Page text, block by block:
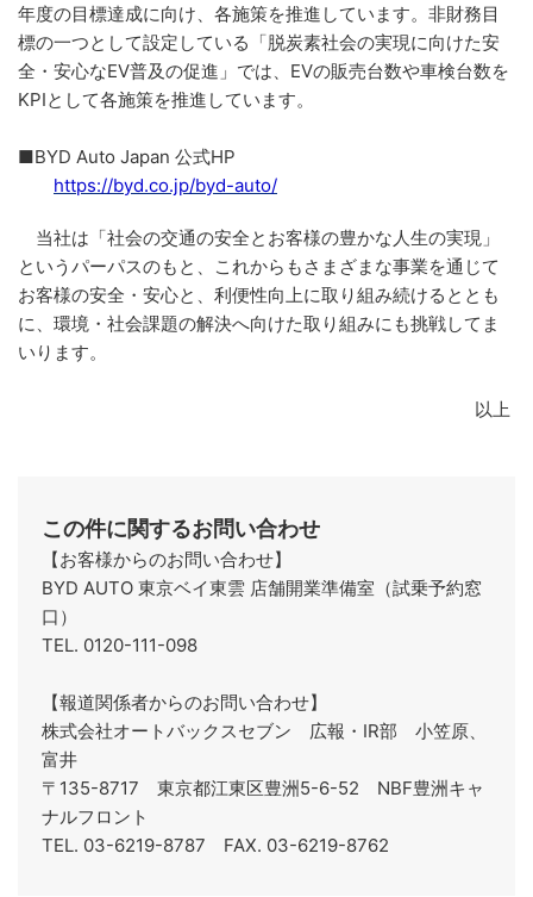
年度の目標達成に向け、各施策を推進しています。非財務目
標の一つとして設定している「脱炭素社会の実現に向けた安
全・安心なEV普及の促進」では、EVの販売台数や車検台数を
KPIとして各施策を推進しています。
■BYD Auto Japan 公式HP
https://byd.co.jp/byd-auto/
当社は「社会の交通の安全とお客様の豊かな人生の実現」
というパーパスのもと、これからもさまざまな事業を通じて
お客様の安全・安心と、利便性向上に取り組み続けるととも
に、環境・社会課題の解決へ向けた取り組みにも挑戦してま
いります。
以上
この件に関するお問い合わせ
【お客様からのお問い合わせ】
BYD AUTO 東京ベイ東雲 店舗開業準備室（試乗予約窓
口）
TEL. 0120-111-098
【報道関係者からのお問い合わせ】
株式会社オートバックスセブン 広報・IR部 小笠原、
富井
〒135-8717 東京都江東区豊洲5-6-52 NBF豊洲キャ
ナルフロント
TEL. 03-6219-8787 FAX. 03-6219-8762